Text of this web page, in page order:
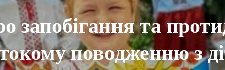
та
поводженню з